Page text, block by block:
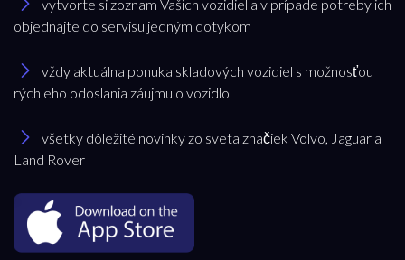
vytvorte si zoznam Vašich vozidiel a v prípade potreby ich
objednajte do servisu jedným dotykom
vždy aktuálna ponuka skladových vozidiel s možnosťou
rýchleho odoslania záujmu o vozidlo
všetky dôležité novinky zo sveta značiek Volvo, Jaguar a
Land Rover